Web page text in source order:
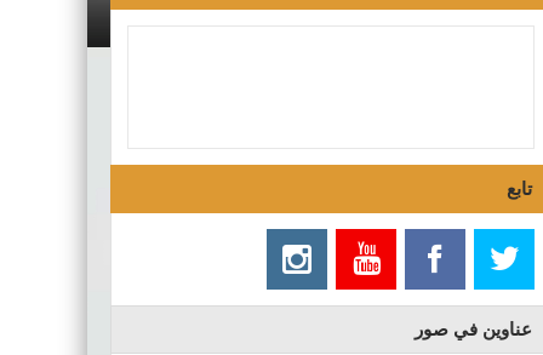
تابع
عناوين في صور